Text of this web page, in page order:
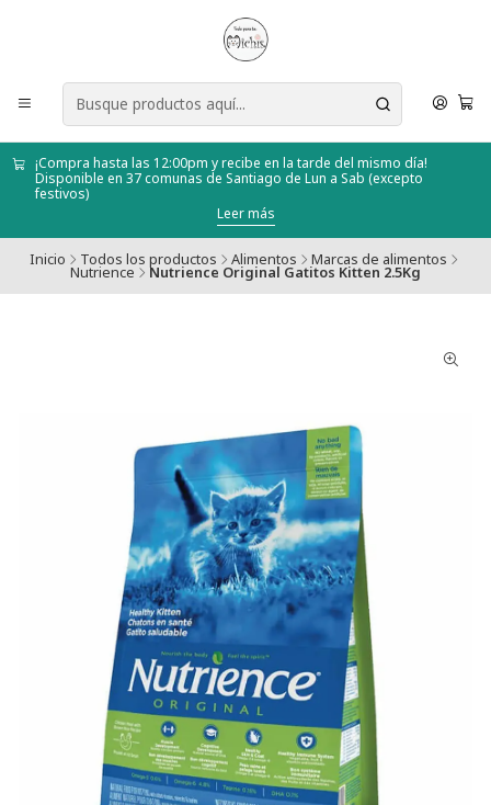
¡Compra hasta las 12:00pm y recibe en la tarde del mismo día!
Disponible en 37 comunas de Santiago de Lun a Sab (excepto
festivos)
Leer más
Inicio Todos los productos Alimentos Marcas de alimentos
Nutrience Nutrience Original Gatitos Kitten 2.5Kg